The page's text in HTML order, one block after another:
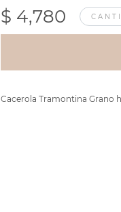
$ 4,780
Cacerola Tramontina Grano